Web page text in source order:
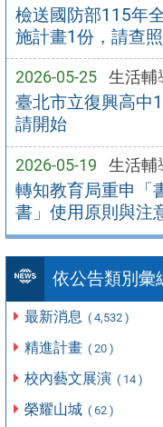
檢送國防部115年
施計畫1份，請查照
2026-05-25 生活輔
臺北市立復興高中
請開始
2026-05-19 生活輔
轉知教育局重申「
書」使用原則與注
依公告類別彙
最新消息 ( 4,532 )
精進計畫 ( 20 )
校內藝文展演 ( 14 )
榮耀山城 ( 62 )